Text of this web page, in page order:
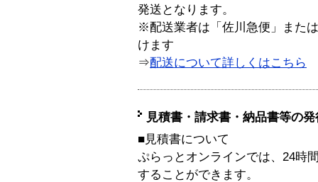
発送となります。
※配送業者は「佐川急便」また
けます
⇒配送について詳しくはこちら
見積書・請求書・納品書等の
■見積書について
ぷらっとオンラインでは、24時
することができます。